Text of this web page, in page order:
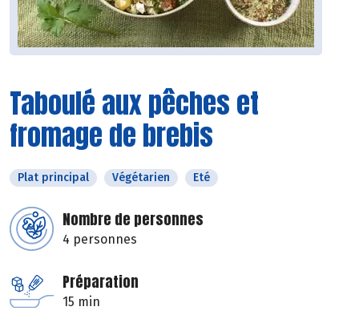
Taboulé aux pêches et
fromage de brebis
Plat principal Végétarien Eté
Nombre de personnes
4 personnes
Préparation
15 min